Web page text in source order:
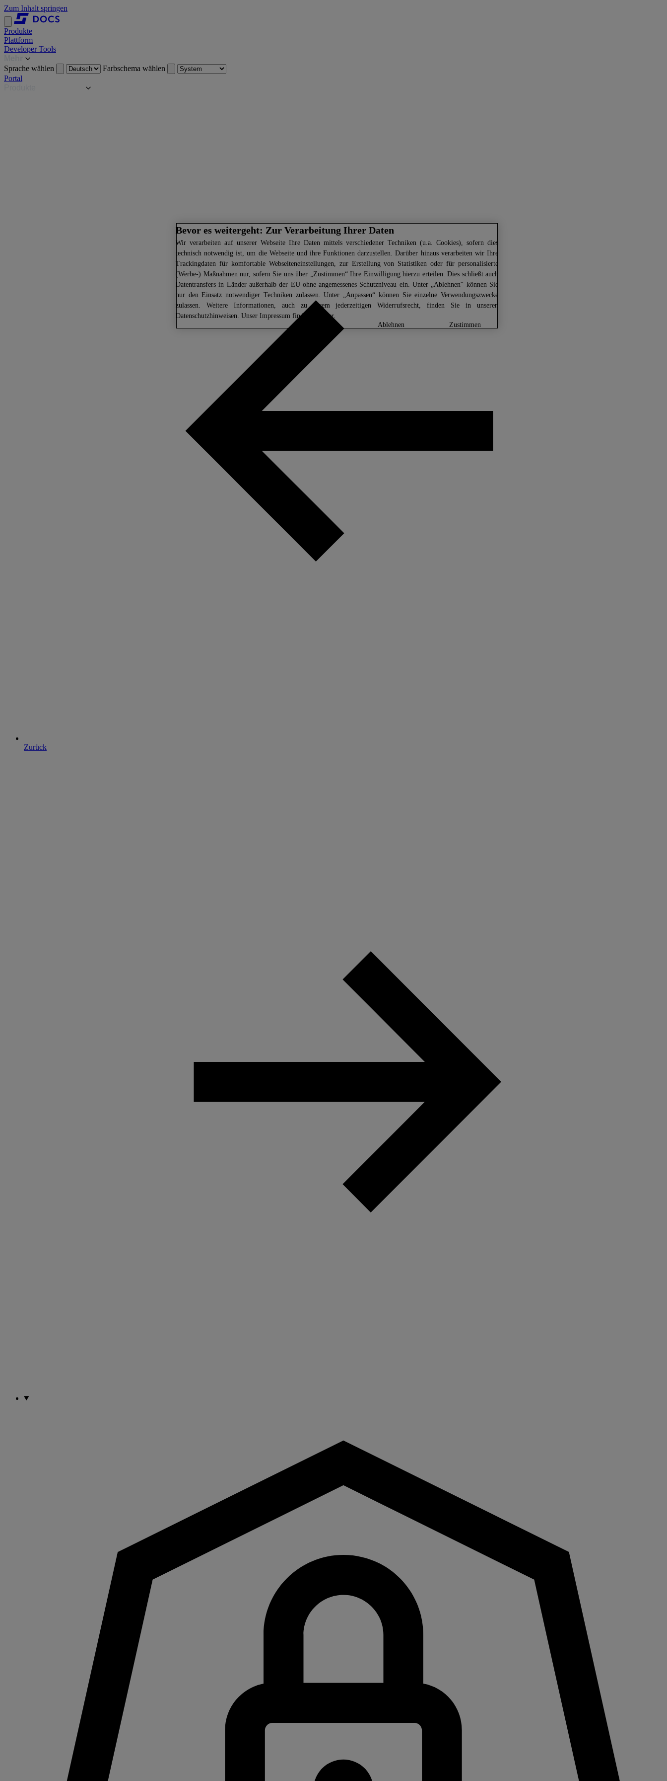
Zum Inhalt springen
Produkte
Plattform
Developer Tools
Sprache wählen
Farbschema wählen
Portal
Zurück
Bevor es weitergeht: Zur Verarbeitung Ihrer Daten
Wir verarbeiten auf unserer Webseite Ihre Daten mittels verschiedener Techniken (u.a. Cookies), sofern dies
technisch notwendig ist, um die Webseite und ihre Funktionen darzustellen. Darüber hinaus verarbeiten wir Ihre
Trackingdaten für komfortable Webseiteneinstellungen, zur Erstellung von Statistiken oder für personalisierte
(Werbe-) Maßnahmen nur, sofern Sie uns über „Zustimmen“ Ihre Einwilligung hierzu erteilen. Dies schließt auch
Datentransfers in Länder außerhalb der EU ohne angemessenes Schutzniveau ein. Unter „Ablehnen“ können Sie
nur den Einsatz notwendiger Techniken zulassen. Unter „Anpassen“ können Sie einzelne Verwendungszwecke
zulassen. Weitere Informationen, auch zu Ihrem jederzeitigen Widerrufsrecht, finden Sie in unseren
Datenschutzhinweisen. Unser Impressum finden Sie
hier.
ablehnen
zustimmen